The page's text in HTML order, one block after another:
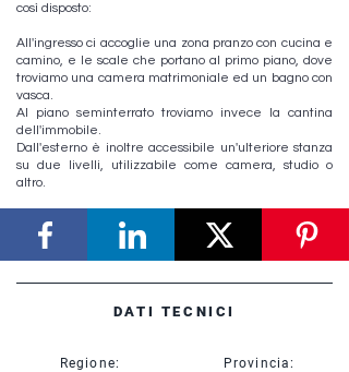
così disposto:
All'ingresso ci accoglie una zona pranzo con cucina e
camino, e le scale che portano al primo piano, dove
troviamo una camera matrimoniale ed un bagno con
vasca.
Al piano seminterrato troviamo invece la cantina
dell'immobile.
Dall'esterno è inoltre accessibile un'ulteriore stanza
su due livelli, utilizzabile come camera, studio o
altro.
DATI TECNICI
Regione:
Provincia: